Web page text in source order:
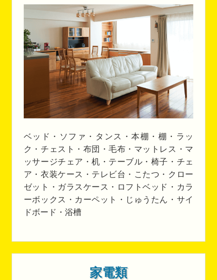
ベッド・ソファ・タンス・本棚・棚・ラッ
ク・チェスト・布団・毛布・マットレス・マ
ッサージチェア・机・テーブル・椅子・チェ
ア・衣装ケース・テレビ台・こたつ・クロー
ゼット・ガラスケース・ロフトベッド・カラ
ーボックス・カーペット・じゅうたん・サイ
ドボード・浴槽
家電類